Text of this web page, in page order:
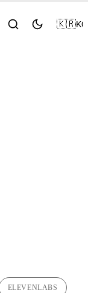
🇰🇷KO
ELEVENLABS